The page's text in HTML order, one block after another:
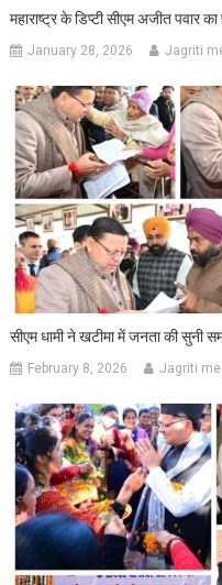
महाराष्ट्र के डिप्टी सीएम अजीत पवार
January 28, 2026 Jagriti
सीएम धामी ने खटीमा में जनता की सुनी
February 8, 2026 Jagriti